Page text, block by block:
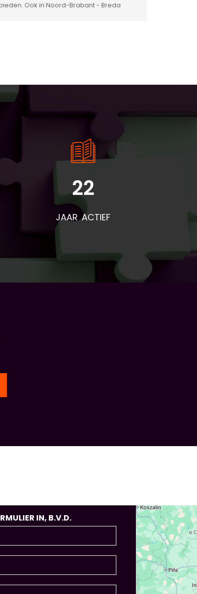
Ook in Noord-Brabant - Breda
22
JAAR ACTIEF
IN, B.V.D.